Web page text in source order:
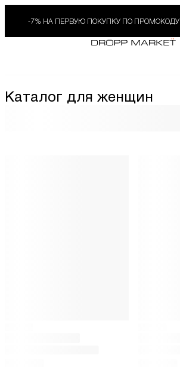
-7% НА ПЕРВУЮ ПОКУПКУ ПО ПРОМОКОДУ
Каталог для женщин